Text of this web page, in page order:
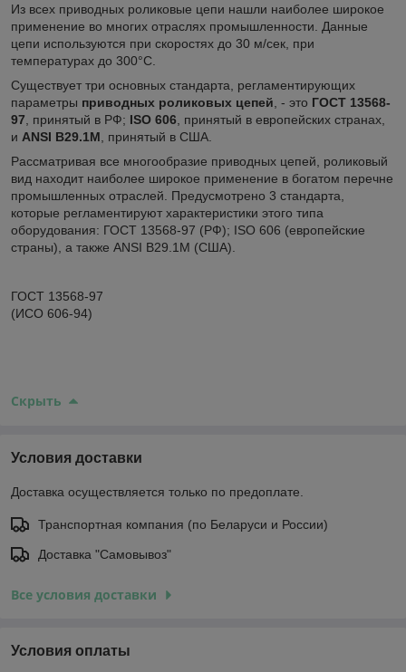
Из всех приводных роликовые цепи нашли наиболее широкое
применение во многих отраслях промышленности. Данные
цепи используются при скоростях до 30 м/сек, при
температурах до 300°С.
Существует три основных стандарта, регламентирующих
параметры приводных роликовых цепей , - это ГОСТ 13568-
97 , принятый в РФ; ISO 606 , принятый в европейских странах,
и ANSI B29.1М , принятый в США.
Рассматривая все многообразие приводных цепей, роликовый
вид находит наиболее широкое применение в богатом перечне
промышленных отраслей. Предусмотрено 3 стандарта,
которые регламентируют характеристики этого типа
оборудования: ГОСТ 13568-97 (РФ); ISO 606 (европейские
страны), а также ANSI B29.1М (США).
ГОСТ 13568-97
(ИСО 606-94)
Скрыть
Условия доставки
Доставка осуществляется только по предоплате.
Транспортная компания (по Беларуси и России)
Доставка "Самовывоз"
Все условия доставки
Условия оплаты